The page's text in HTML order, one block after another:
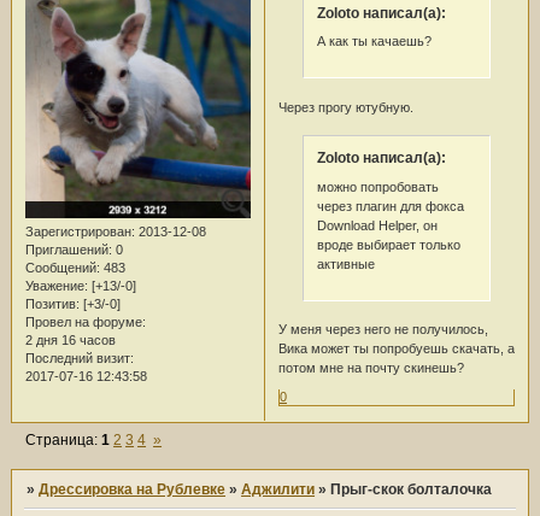
Зарегистрирован: 2013-12-08
Приглашений: 0
Сообщений: 483
Уважение: [+13/-0]
Позитив: [+3/-0]
Провел на форуме:
2 дня 16 часов
Последний визит:
2017-07-16 12:43:58
Zoloto написал(а):
А как ты качаешь?
Через прогу ютубную.
Zoloto написал(а):
можно попробовать
через плагин для фокса
Download Helper, он
вроде выбирает только
активные
У меня через него не получилось,
Вика может ты попробуешь скачать, а
потом мне на почту скинешь?
0
Страница:1 2 3 4 »
»Дрессировка на Рублевке »Аджилити » Прыг-скок болталочка